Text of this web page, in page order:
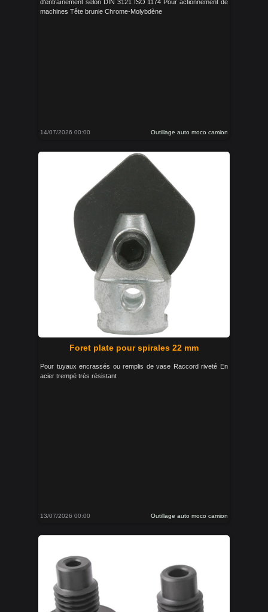
d’entraînement selon DIN 3121 ISO 1174 Pour actionnement de
machines Tête brunie Chrome-Molybdène
14/07/2026 00:00 Outillage auto moco camion
Foret plate pour spirales 22 mm
Pour tuyaux encrassés ou remplis de vase Raccord riveté En
acier trempé très résistant
13/07/2026 00:00 Outillage auto moco camion